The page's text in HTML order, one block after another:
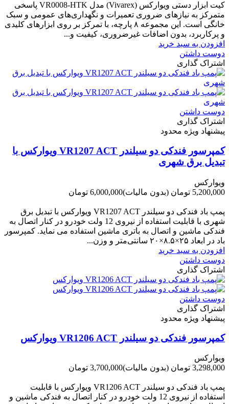
کیت ابزار دستی ویوارکس (Vivarex) مدل VR0008-HTK پاسخی
متمرکز به نیازهای ضروری تعمیرات و نگهداری‌های عمومی و سبک
خانگی است. این مجموعه ۸ پارچه، با تمرکز بر روی ابزارهای کلیدی
و پرکاربرد، بدون اضافات غیرضروری، کیفیت و...
افزودن به سبد خرید
دوست داشتن
اشتراک گذاری
دوست داشتن
اشتراک گذاری
پیشنهاد ویژه محدود
کمپرسور فندکی دو سیلندر VR1207 ACT ویوارکس با
تبدیل برق شهری
ویوارکس
5,200,000 تومان
(بدون مالیات)6,000,000 تومان
پمپ باد فندکی دو سیلندر VR1207 ACT ویوارکس با تبدیل برق
شهری با قابلیت استفاده از نیروی 12 ولت خودرو در کنار اتصال به
فندکی ماشین و اتصال به باتری ماشین استفاده می نماید. کمپرسور
باد در ابعاد ۲۵×۸.۵×۲۰ سانتی‌متر و وزن...
افزودن به سبد خرید
دوست داشتن
اشتراک گذاری
دوست داشتن
اشتراک گذاری
پیشنهاد ویژه محدود
کمپرسور فندکی دو سیلندر VR1206 ACT ویوارکس
ویوارکس
3,298,000 تومان
(بدون مالیات)3,700,000 تومان
پمپ باد فندکی دو سیلندر VR1206 ACT ویوارکس با قابلیت
استفاده از نیروی 12 ولت خودرو در کنار اتصال به فندکی ماشین و